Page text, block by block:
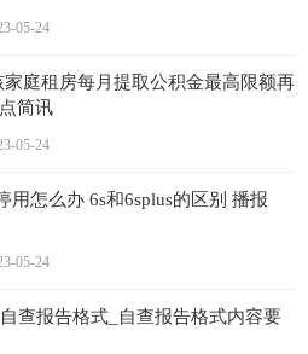
05-24
庭租房每月提取公积金最高限额再
简讯
05-24
用怎么办 6s和6splus的区别 播报
05-24
查报告格式_自查报告格式内容要